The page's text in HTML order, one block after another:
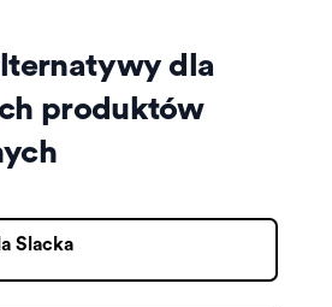
dla
produktów
Slacka